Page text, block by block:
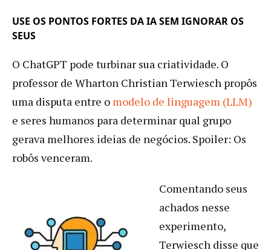
USE OS PONTOS FORTES DA IA SEM IGNORAR OS
SEUS
O ChatGPT pode turbinar sua criatividade. O
professor de Wharton Christian Terwiesch propôs
uma disputa entre o modelo de linguagem (LLM)
e seres humanos para determinar qual grupo
gerava melhores ideias de negócios. Spoiler: Os
robôs venceram.
Comentando seus
achados nesse
experimento,
Terwiesch disse que